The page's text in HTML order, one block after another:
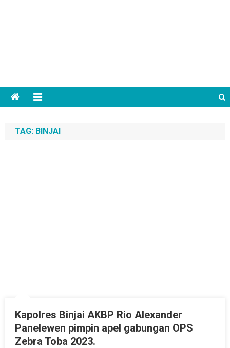
TAG: BINJAI
Kapolres Binjai AKBP Rio Alexander
Panelewen pimpin apel gabungan OPS
Zebra Toba 2023.